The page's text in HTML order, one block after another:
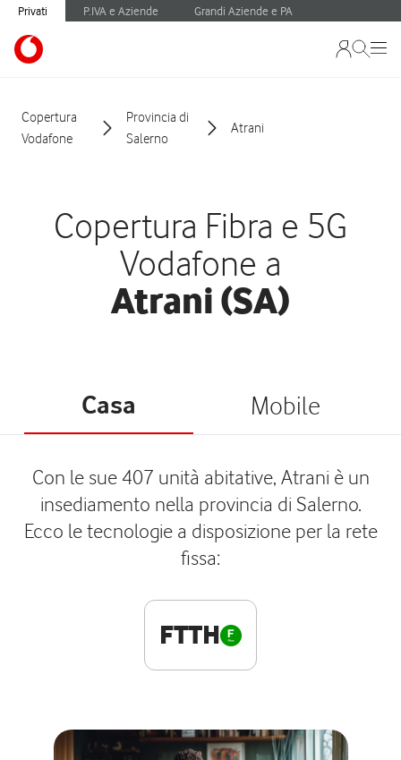
Privati P.IVA e Aziende Grandi Aziende e PA
Copertura
Vodafone
Provincia di
Salerno
Atrani
Copertura Fibra e 5G
Vodafone a
Atrani (SA)
Casa Mobile
Con le sue 407 unità abitative, Atrani è un
insediamento nella provincia di Salerno.
Ecco le tecnologie a disposizione per la rete
fissa:
FTTH